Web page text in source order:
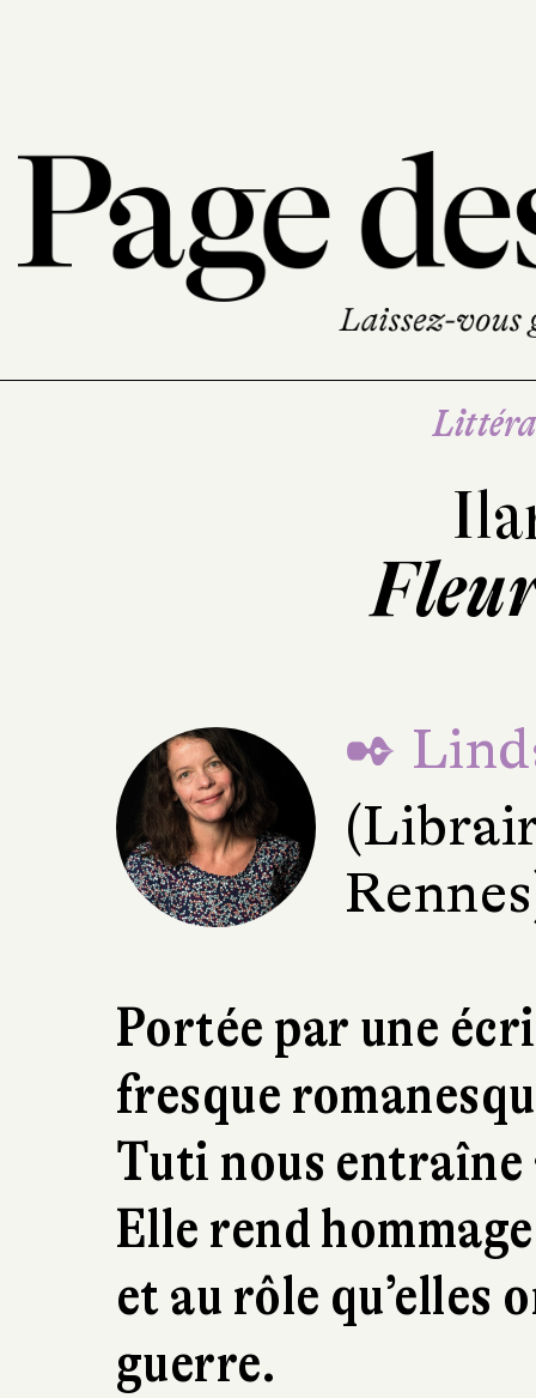
✒
Portée par une
fresque
Tuti nous
Elle rend
et au rôle qu’elles
guerre.